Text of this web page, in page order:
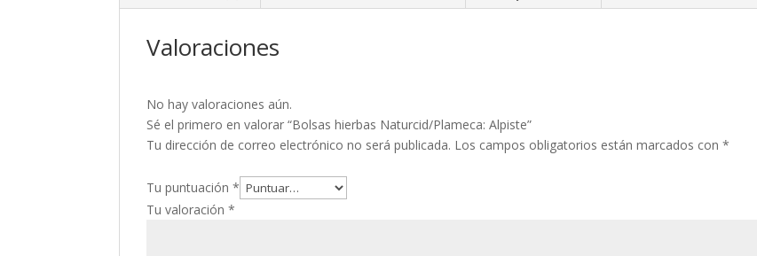
Valoraciones
No hay valoraciones aún.
Sé el primero en valorar “Bolsas hierbas Naturcid/Plameca: Alpiste”
Tu dirección de correo electrónico no será publicada. Los campos obligatorios están marcados con*
Tu puntuación*
Tu valoración*